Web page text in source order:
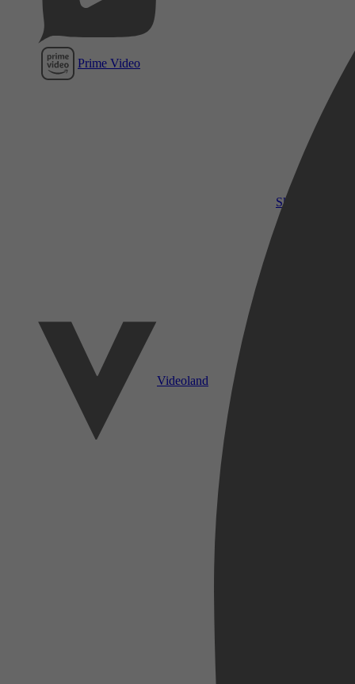
Prime Video
SkyShowtime
Videoland